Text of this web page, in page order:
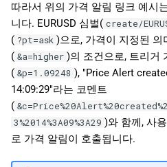
따라서 위의 가격 알림 링크 예시
니다. EURUSD 심벌( create/
( ?pt=ask )으로, 가격이 지정된 의
( &a=higher )의 조건으로, 트리거
( &p=1.09248 ), "Price Alert
14:09:29"라는 코멘트
(
3%2014%3A09%3A29 )와 함께, 사
로 가격 알림이 호출됩니다.